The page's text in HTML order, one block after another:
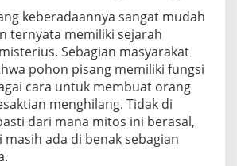
keberadaannya sangat mudah
ternyata memiliki sejarah
Sebagian masyarakat
pohon pisang memiliki fungsi
cara untuk membuat orang
menghilang. Tidak di
dari mana mitos ini berasal,
ada di benak sebagian